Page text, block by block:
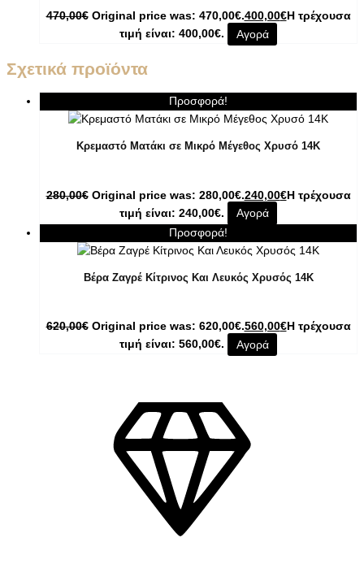
470,00€ Original price was: 470,00€.400,00€Η τρέχουσα
τιμή είναι: 400,00€.
Αγορά
Σχετικά προϊόντα
Προσφορά!
Κρεμαστό Ματάκι σε Μικρό Μέγεθος Χρυσό 14K
280,00€ Original price was: 280,00€.240,00€Η τρέχουσα
τιμή είναι: 240,00€.
Αγορά
Προσφορά!
Βέρα Ζαγρέ Κίτρινος Και Λευκός Χρυσός 14Κ
620,00€ Original price was: 620,00€.560,00€Η τρέχουσα
τιμή είναι: 560,00€.
Αγορά